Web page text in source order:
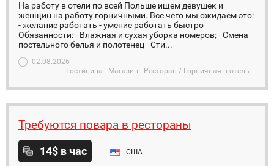
На работу в отели по всей Польше ищем девушек и
женщин на работу горничными. Все чего мы ожидаем это:
- желание работать - умение работать быстро
Обязанности: - Влажная и сухая уборка номеров; - Смена
постельного белья и полотенец - Сти...
02.08.2026
Гостиница - Магазин - Ресторан / Горничная в отель
Требуются повара в рестораны
14$ в час США